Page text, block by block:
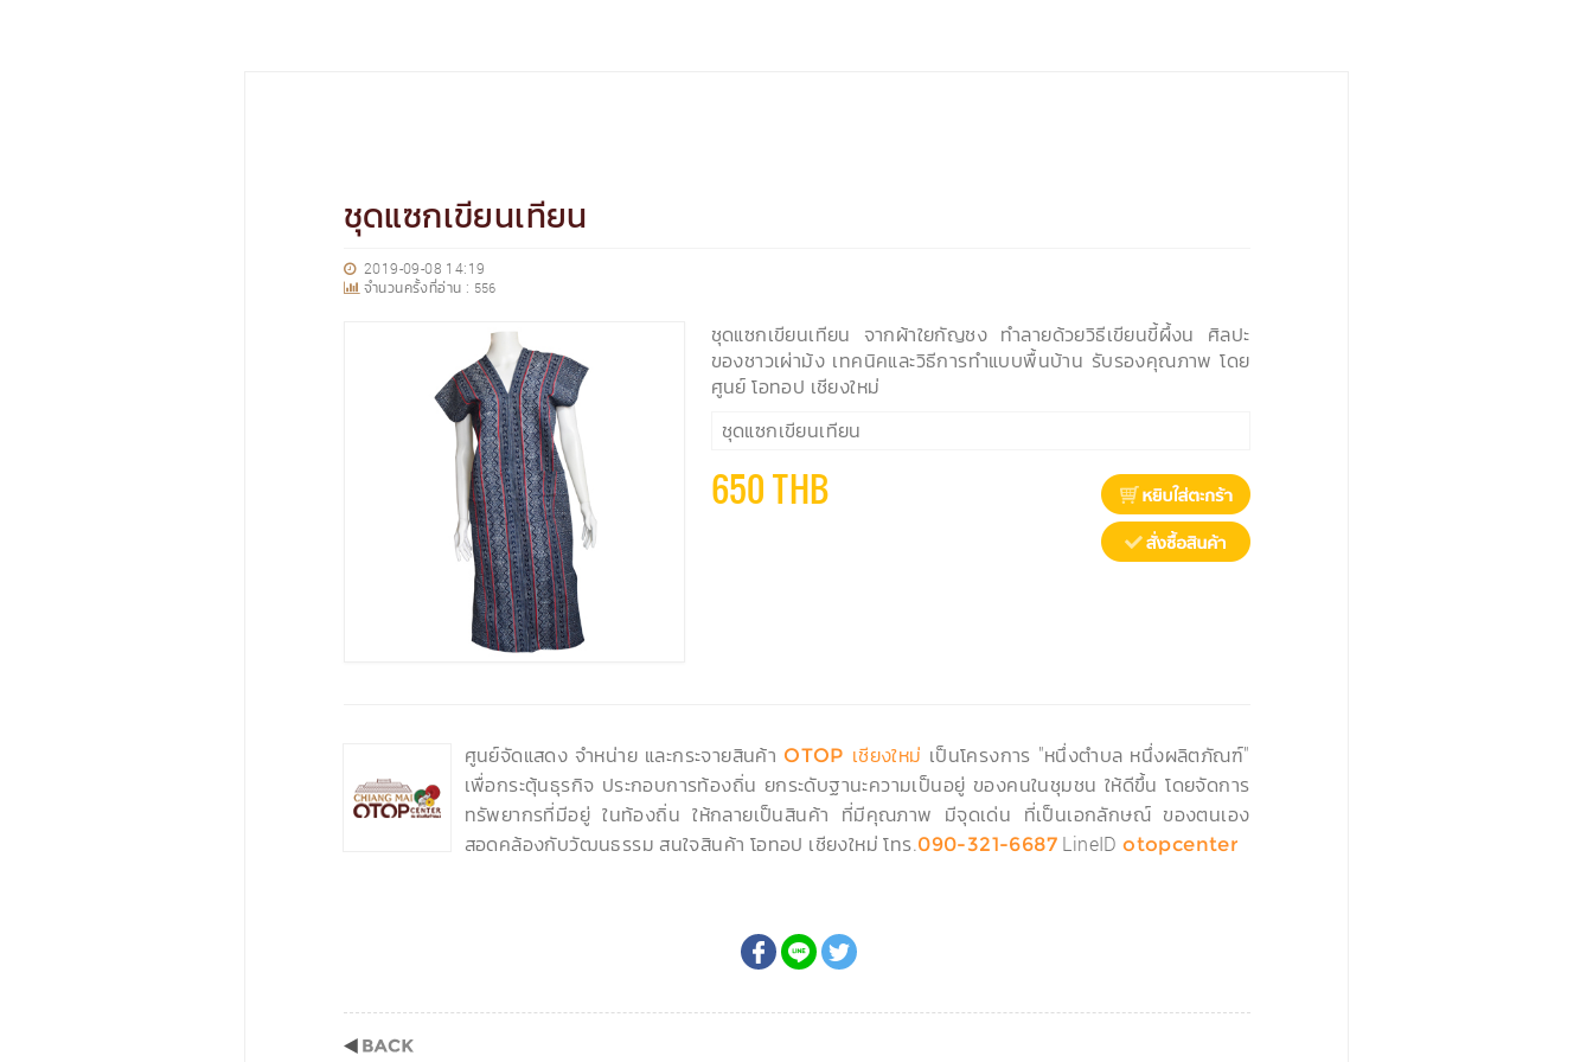
ชุดแซกเขียนเทียน
2019-09-08 14:19
จำนวนครั้งที่อ่าน : 556
ชุดแซกเขียนเทียน จากผ้าใยกัญชง ทำลายด้วยวิธีเขียนขี้ผึ้งน ศิลปะ
ของชาวเผ่าม้ง เทคนิคและวิธีการทำแบบพื้นบ้าน รับรองคุณภาพ โดย
ศูนย์ โอทอป เชียงใหม่
ชุดแซกเขียนเทียน
650 THB
ศูนย์จัดแสดง จำหน่าย และกระจายสินค้า OTOP เชียงใหม่ เป็นโครงการ "หนึ่งตำบล หนึ่งผลิตภัณฑ์"
เพื่อกระตุ้นธุรกิจ ประกอบการท้องถิ่น ยกระดับฐานะความเป็นอยู่ ของคนในชุมชน ให้ดีขึ้น โดยจัดการ
ทรัพยากรที่มีอยู่ ในท้องถิ่น ให้กลายเป็นสินค้า ที่มีคุณภาพ มีจุดเด่น ที่เป็นเอกลักษณ์ ของตนเอง
สอดคล้องกับวัฒนธรรม สนใจสินค้า โอทอป เชียงใหม่ โทร.090-321-6687LineIDotopcenter